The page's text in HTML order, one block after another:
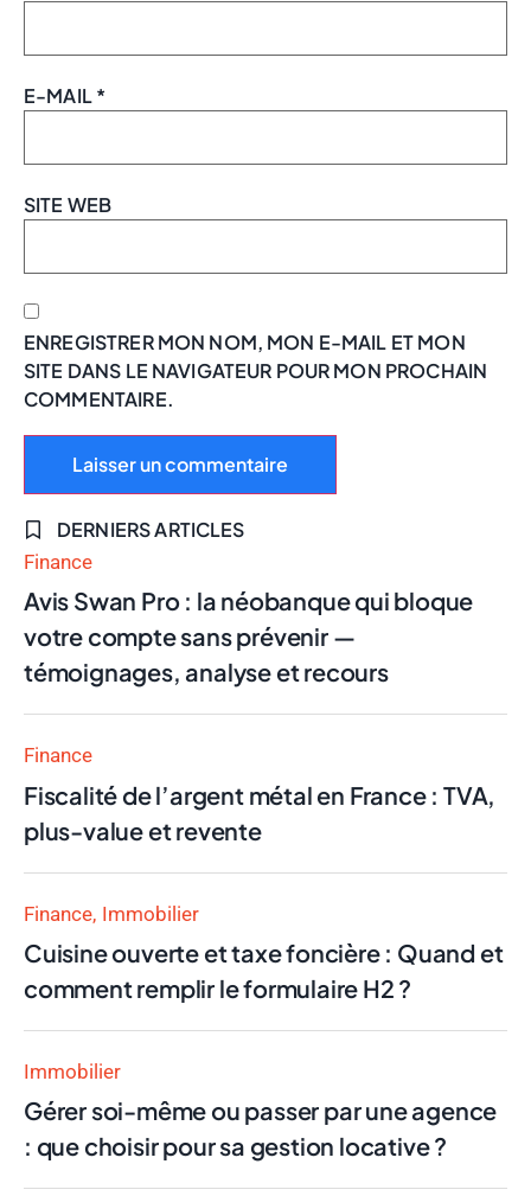
E-MAIL*
SITE WEB
ENREGISTRER MON NOM, MON E-MAIL ET MON
SITE DANS LE NAVIGATEUR POUR MON PROCHAIN
COMMENTAIRE.
DERNIERS ARTICLES
Finance
Avis Swan Pro : la néobanque qui bloque
votre compte sans prévenir —
témoignages, analyse et recours
Finance
Fiscalité de l’argent métal en France : TVA,
plus-value et revente
Finance Immobilier
Cuisine ouverte et taxe foncière : Quand et
comment remplir le formulaire H2 ?
Immobilier
Gérer soi-même ou passer par une agence
: que choisir pour sa gestion locative ?